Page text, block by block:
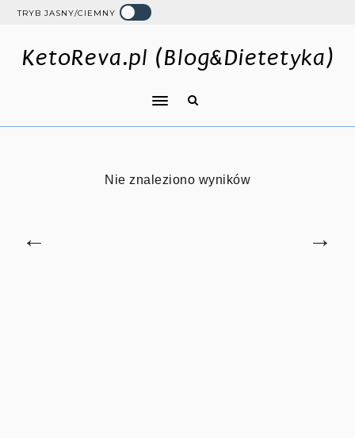
TRYB JASNY/CIEMNY
KetoReva.pl (Blog&Dietetyka)
Nie znaleziono wyników
← →